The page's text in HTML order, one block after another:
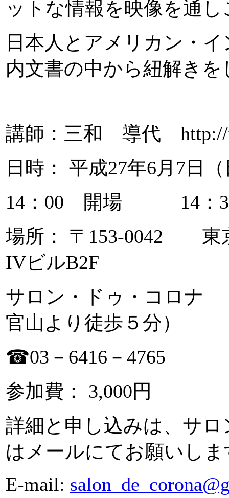
ットな情報を映像を通
日本人とアメリカン・
内文書の中から紐解き
講師：三和 導代 http://
日時： 平成27年6月7日
14：00 開場 14：
場所： 〒153-0042 東
IVビルB2F
サロン・ドゥ・コロナ
官山より徒歩５分）
☎03－6416－4765
参加費： 3,000円
詳細と申し込みは、サ
はメールにてお願いしま
E-mail: